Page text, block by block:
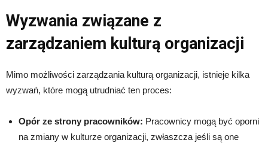
Wyzwania związane z
zarządzaniem kulturą organizacji
Mimo możliwości zarządzania kulturą organizacji, istnieje kilka
wyzwań, które mogą utrudniać ten proces:
Opór ze strony pracowników: Pracownicy mogą być oporni
na zmiany w kulturze organizacji, zwłaszcza jeśli są one